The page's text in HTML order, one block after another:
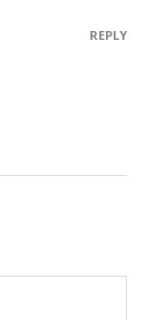
REPLY